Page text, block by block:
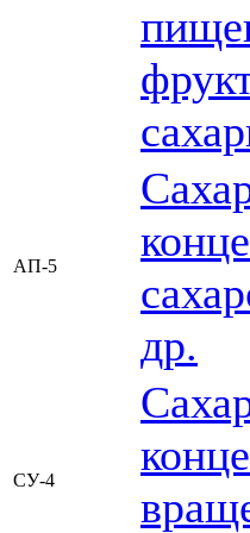
АП-5
др.
СУ-4